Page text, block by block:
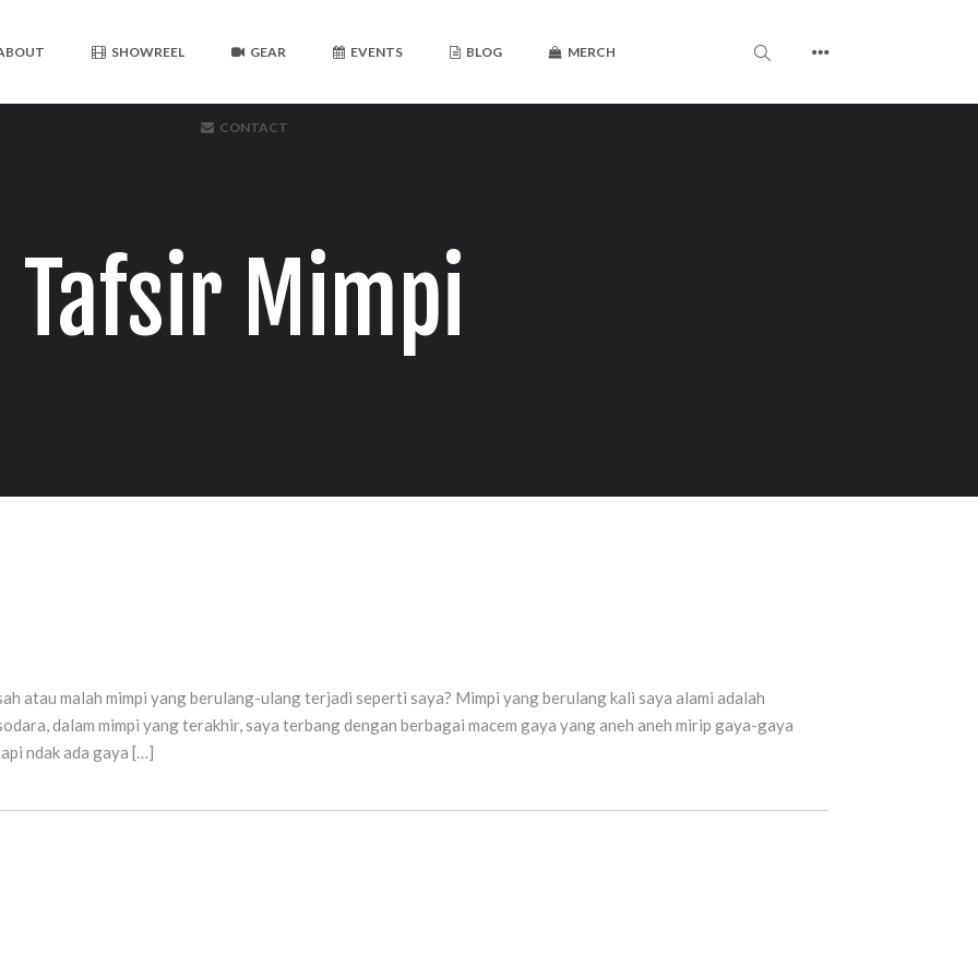
SHOWREEL GEAR EVENTS BLOG MERCH
CONTACT
Tafsir Mimpi
atau malah mimpi yang berulang-ulang terjadi seperti saya? Mimpi yang berulang kali saya alami adalah
dalam mimpi yang terakhir, saya terbang dengan berbagai macem gaya yang aneh aneh mirip gaya-gaya
ndak ada gaya […]